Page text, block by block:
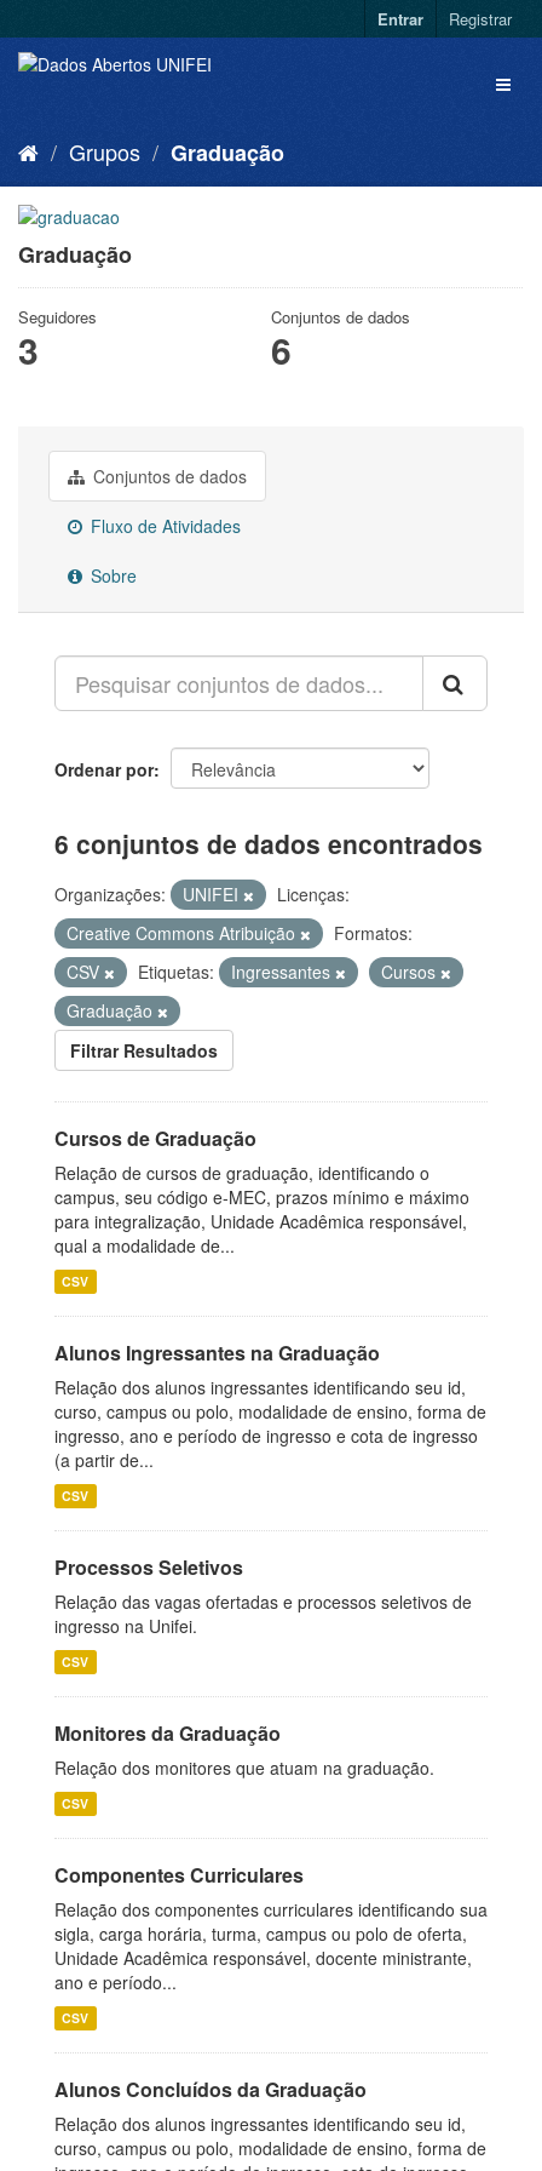
Entrar Registrar
Grupos Graduação
Graduação
Seguidores
3
Conjuntos de dados
6
Conjuntos de dados
Fluxo de Atividades
Sobre
Ordenar por
6 conjuntos de dados encontrados
Organizações: UNIFEI
Licenças:
Creative Commons Atribuição
Formatos:
CSV
Etiquetas: Ingressantes
Cursos
Graduação
Filtrar Resultados
Cursos de Graduação
Relação de cursos de graduação, identificando o
campus, seu código e-MEC, prazos mínimo e máximo
para integralização, Unidade Acadêmica responsável,
qual a modalidade de...
CSV
Alunos Ingressantes na Graduação
Relação dos alunos ingressantes identificando seu id,
curso, campus ou polo, modalidade de ensino, forma de
ingresso, ano e período de ingresso e cota de ingresso
(a partir de...
CSV
Processos Seletivos
Relação das vagas ofertadas e processos seletivos de
ingresso na Unifei.
CSV
Monitores da Graduação
Relação dos monitores que atuam na graduação.
CSV
Componentes Curriculares
Relação dos componentes curriculares identificando sua
sigla, carga horária, turma, campus ou polo de oferta,
Unidade Acadêmica responsável, docente ministrante,
ano e período...
CSV
Alunos Concluídos da Graduação
Relação dos alunos ingressantes identificando seu id,
curso, campus ou polo, modalidade de ensino, forma de